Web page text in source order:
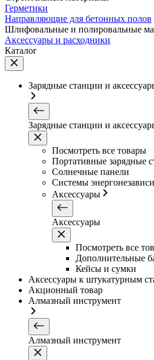
Герметики
Направляющие для бетонных полов
Шлифовальные и полировальные
Аксессуары и расходники
Каталог
Зарядные станции и
Зарядные станции и
Посмотреть все товары
Портативные зарядные
Солнечные панели
Системы
Аксессуары
Аксессуары
Посмотреть все
Дополнительные
Кейсы и сумки
Аксессуары к штукатурным
Акционный товар
Алмазный инструмент
Алмазный инструмент